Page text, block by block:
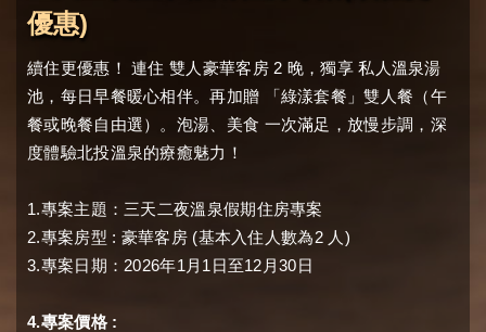
優惠)
續住更優惠！ 連住 雙人豪華客房2 晚，獨享 私人溫泉湯
池，每日早餐暖心相伴。再加贈
「綠漾套餐」雙人餐（午
餐或晚餐自由選）。 泡湯、美食 一次滿足，放慢步調，深
度體驗北投溫泉的療癒魅力！
1.專案主題：三天二夜溫泉假期住房專案
2.專案房型 : 豪華客房(基本入住人數為2 人 )
3.專案日期： 2026年1 月 1 日至12 月30日
4.專案價格: